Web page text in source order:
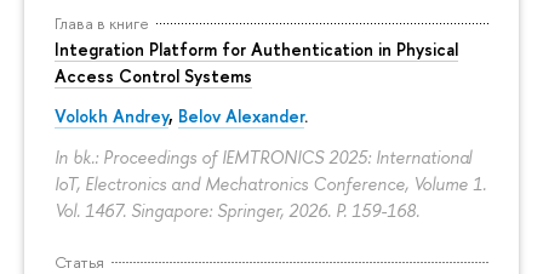
Глава в книге
Integration Platform for Authentication in Physical
Access Control Systems
Volokh Andrey, Belov Alexander.
In bk.: Proceedings of IEMTRONICS 2025: International
IoT, Electronics and Mechatronics Conference, Volume 1.
Vol. 1467. Singapore: Springer, 2026. P. 159-168.
Статья